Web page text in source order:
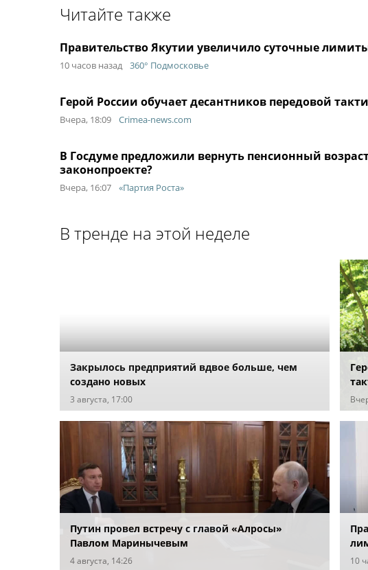
Читайте также
Правительство Якутии увеличило суточные
10 часов назад 360° Подмосковье
Герой России обучает десантников передовой
Вчера, 18:09 Crimea-news.com
В Госдуме предложили вернуть пенсионный
законопроекте?
Вчера, 16:07 «Партия Роста»
В тренде на этой неделе
Закрылось предприятий вдвое больше, чем
создано новых
3 августа, 17:00
Путин провел встречу с главой «Алросы»
Павлом Маринычевым
4 августа, 14:26 10